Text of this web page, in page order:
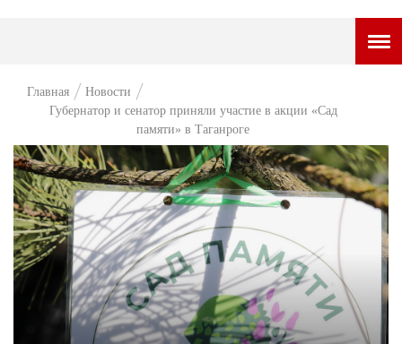
НОВОСТИ
ВОПРОС НЕДЕЛИ
ПРЕМЬЕРА
ТАМ И ТУТ
СТИЛЬ ЖИЗНИ
ХАЙП
ЧЕЛОВЕК ОСОБЕННЫЙ
Главная
Новости
Губернатор и сенатор приняли участие в акции «Сад
памяти» в Таганроге